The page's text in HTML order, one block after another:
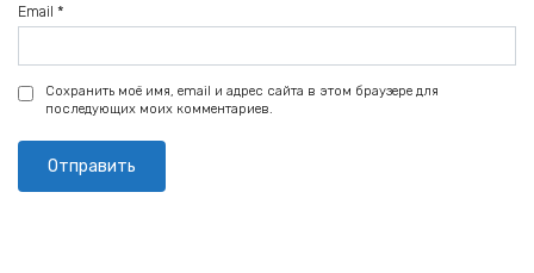
Email *
Сохранить моё имя, email и адрес сайта в этом браузере для
последующих моих комментариев.